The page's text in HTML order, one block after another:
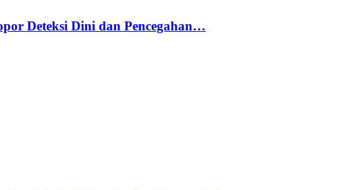
Deteksi Dini dan Pencegahan…